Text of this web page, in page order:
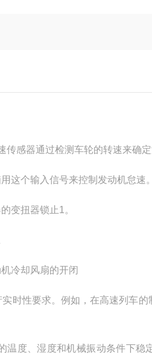
感器通过检测车轮的转速来确定
这个输入信号来控制发动机怠速。
变扭器锁止1。
冷却风扇的开闭
时性要求。例如，在高速列车
度、湿度和机械振动条件下稳